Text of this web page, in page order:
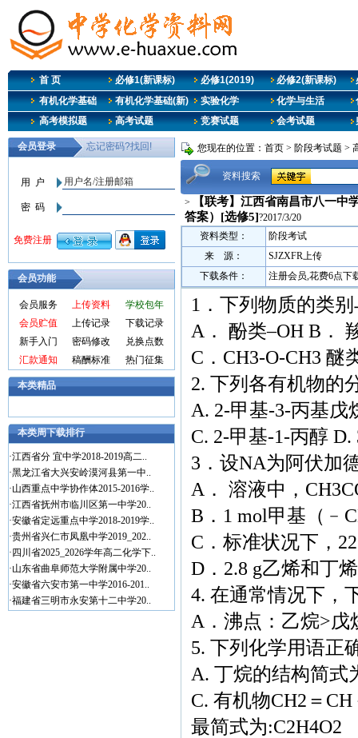
首 页 必修1(新课标) 必修1(2019) 必修2(新课标)
有机化学基础
有机化学基础(新) 实验化学 化学与生活
高考模拟题
高考试题 竞赛试题 会考试题
会员功能
会员服务 上传资料
学校包年
会员贮值
上传记录
下载记录
新手入门
密码修改
兑换点数
汇款通知
稿酬标准 热门征集
本类精品
本类周下载排行
·江西省分 宜中学2018-2019高二..
·黑龙江省大兴安岭漠河县第一中..
·山西重点中学协作体2015-2016学..
·江西省抚州市临川区第一中学20..
·安徽省定远重点中学2018-2019学..
·贵州省兴仁市凤凰中学2019_202..
· 四川省2025_2026学年高二化学下..
·山东省曲阜师范大学附属中学20..
·安徽省六安市第一中学2016-201..
·福建省三明市永安第十二中学20..
您现在的位置： 首页 > 阶段考试题 >
资料搜索
>
【联考】江西省南昌市八一
答案）[选修5]?2017/3/20
资料类型：
阶段考试
来 源：
SJZXFR上传
下载条件：
注册会员,花费6点下
1．下列物质的类
A． 酚类–OH B．
C．CH3-O-CH3 醚
2. 下列各有机物的
A. 2-甲基-3-丙基戊
C. 2-甲基-1-丙醇
3．设NA为阿伏加
A． 溶液中，
B．1 mol甲基（
C．标准状况下，
D．2.8 g乙烯和丁
4. 在通常情况下，
A．沸点：乙烷>戊
5. 下列化学用语正
A. 丁烷的结构简式
C. 有机物CH2＝
最简式为:C2H4O2